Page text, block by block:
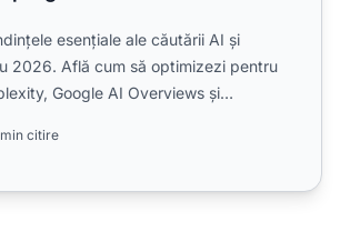
esențiale ale căutării AI și
2026. Află cum să optimizezi pentru
Google AI Overviews și
min citire